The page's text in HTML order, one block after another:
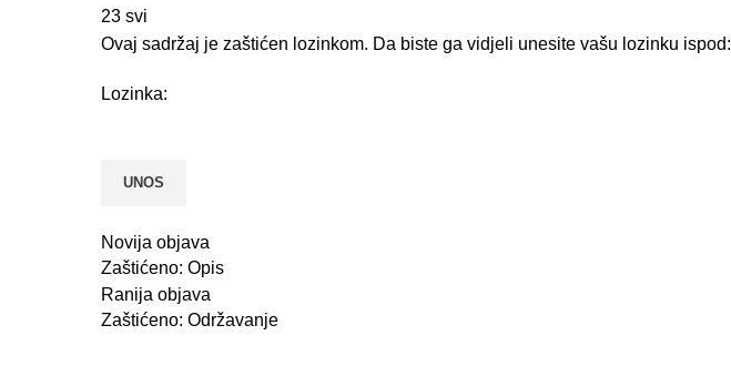
23 svi
Ovaj sadržaj je zaštićen lozinkom. Da biste ga vidjeli unesite vašu lozinku ispod:
Lozinka:
Novija objava
Zaštićeno: Opis
Ranija objava
Zaštićeno: Održavanje